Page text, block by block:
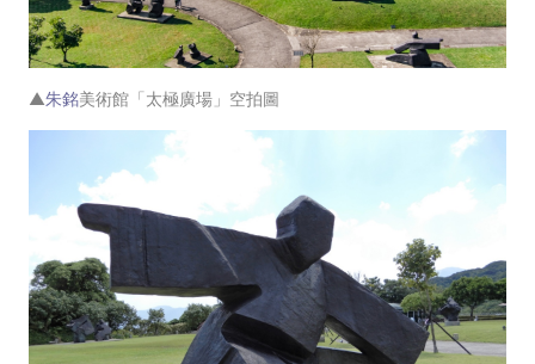
▲朱銘美術館「太極廣場」空拍圖